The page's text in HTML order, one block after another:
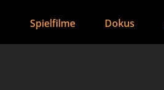
Spielfilme Dokus